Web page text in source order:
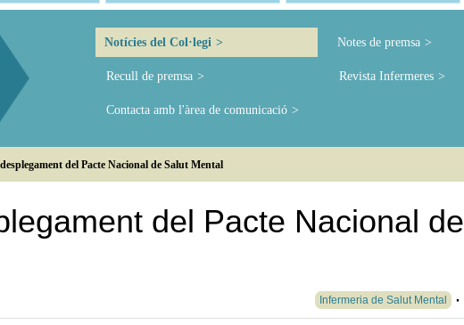
Notícies del Col·legi Notes de premsa
Recull de premsa Revista Infermeres
Contacta amb l'àrea de comunicació
del Pacte Nacional de Salut Mental
del Pacte Nacional de
Infermeria de Salut Mental